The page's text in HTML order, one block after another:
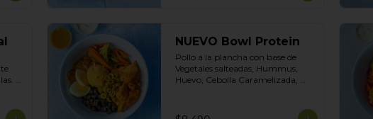
NUEVO Bowl Protein
Pollo a la plancha con base de
Vegetales salteadas, Hummus,
Huevo, Cebolla Caramelizada,
Cilantro y Tasty.